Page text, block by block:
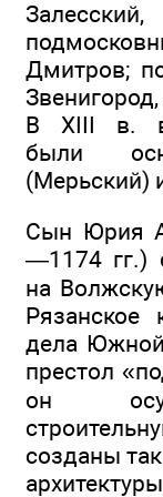
Дмитров;
В XIII в.
были
(Мерьский)
Сын Юрия
—1174 гг.)
на
Рязанское
дела
престол
он
созданы